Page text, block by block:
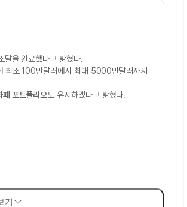
달을 완료했다고 밝혔다.
최소 100만달러에서 최대 5000만달러까지
폐 포트폴리오도 유지하겠다고 밝혔다.
기